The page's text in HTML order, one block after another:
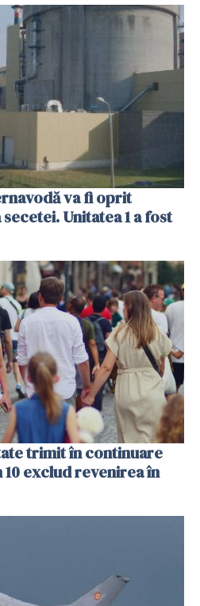
va fi oprit
Unitatea 1 a fost
trimit în continuare
10 exclud revenirea în